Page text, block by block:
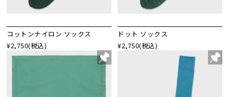
コットンナイロン ソックス
¥2,750(税込)
ドット ソックス
¥2,750(税込)